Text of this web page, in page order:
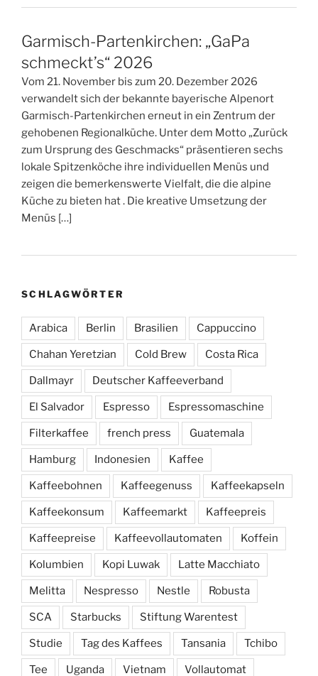
Garmisch-Partenkirchen: „GaPa
schmeckt’s“ 2026
Vom 21. November bis zum 20. Dezember 2026
verwandelt sich der bekannte bayerische Alpenort
Garmisch-Partenkirchen erneut in ein Zentrum der
gehobenen Regionalküche. Unter dem Motto „Zurück
zum Ursprung des Geschmacks“ präsentieren sechs
lokale Spitzenköche ihre individuellen Menüs und
zeigen die bemerkenswerte Vielfalt, die die alpine
Küche zu bieten hat . Die kreative Umsetzung der
Menüs […]
SCHLAGWÖRTER
Arabica Berlin Brasilien Cappuccino
Chahan Yeretzian Cold Brew Costa Rica
Dallmayr Deutscher Kaffeeverband
El Salvador Espresso Espressomaschine
Filterkaffee french press Guatemala
Hamburg Indonesien Kaffee
Kaffeebohnen Kaffeegenuss Kaffeekapseln
Kaffeekonsum Kaffeemarkt Kaffeepreis
Kaffeepreise Kaffeevollautomaten Koffein
Kolumbien Kopi Luwak Latte Macchiato
Melitta Nespresso Nestle Robusta
SCA Starbucks Stiftung Warentest
Studie Tag des Kaffees Tansania Tchibo
Tee Uganda Vietnam Vollautomat